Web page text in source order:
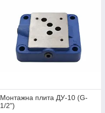
Монтажна плита ДУ-10 (G-
1/2")